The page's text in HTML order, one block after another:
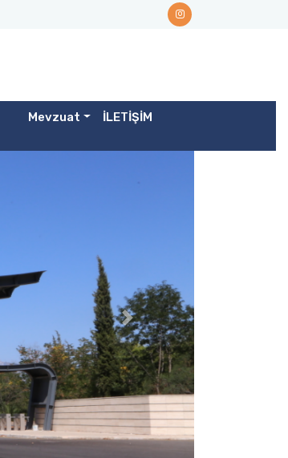
Mevzuat İLETİŞİM